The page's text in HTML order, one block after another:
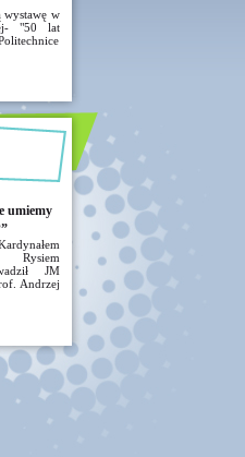
wystawę w
"50 lat
umiemy
Rysiem
JM
Andrzej